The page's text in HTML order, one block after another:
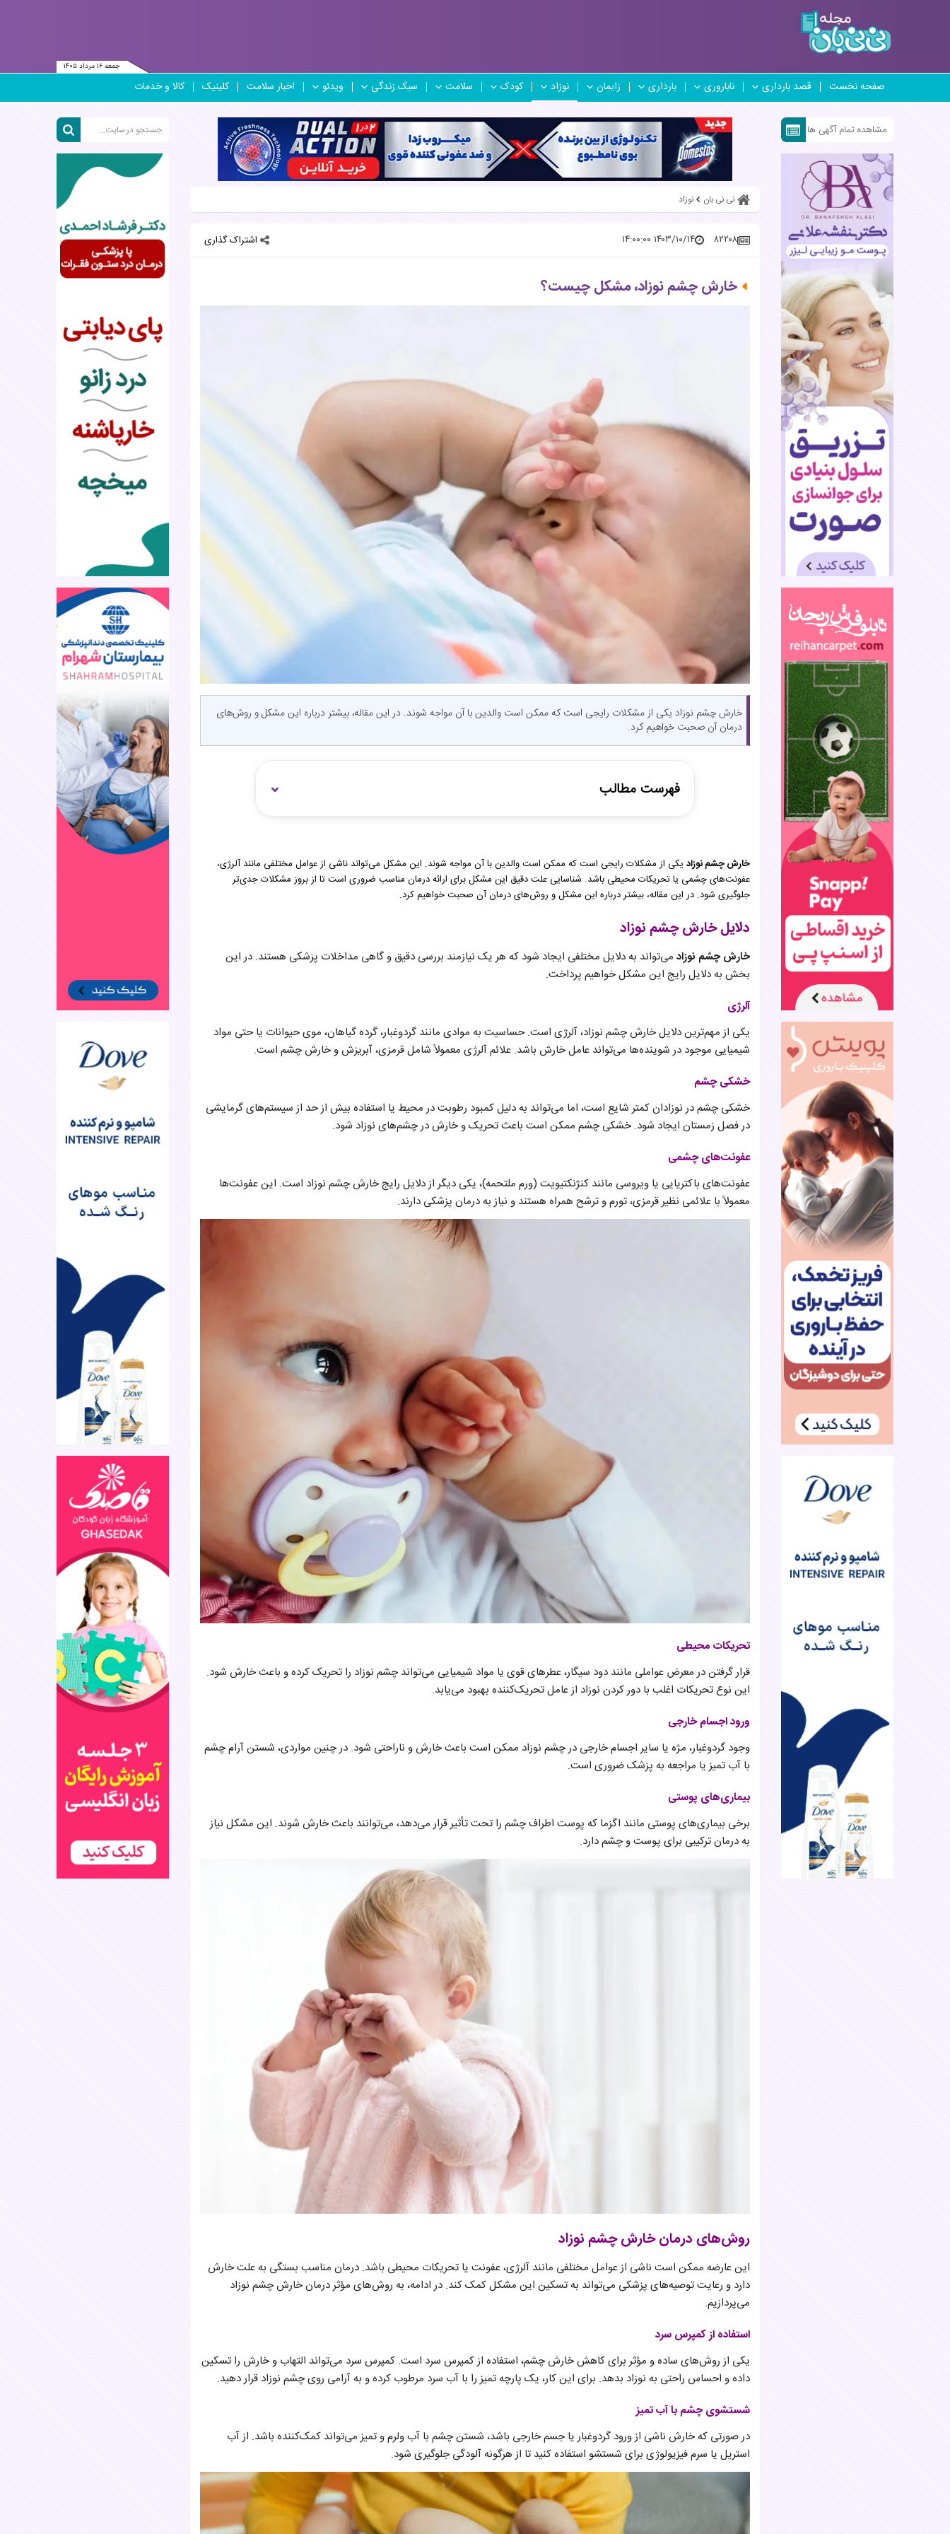
جمعه ۱۶ مرداد ۱۴۰۵
صفحه نخست قصد بارداری ناباروری بارداری زایمان نوزاد کودک سلامت سبک زندگی ویدئو اخبار سلامت کلینیک کالا و خدمات
مشاهده تمام آگهی ها
نی نی بان نوزاد
۸۲۲۰۸ ۱۴۰۳/۱۰/۱۴ ۱۴:۰۰:۰۰ اشتراک گذاری
خارش چشم نوزاد، مشکل چیست؟
خارش چشم نوزاد یکی از مشکلات رایجی است که ممکن است والدین با آن مواجه شوند. در این مقاله، بیشتر درباره این مشکل و روش‌های
درمان آن صحبت خواهیم کرد.
فهرست مطالب
روش‌های درمان خارش چشم نوزاد
پیشگیری و مدیریت
پرسش و پاسخ
خارش چشم نوزاد یکی از مشکلات رایجی است که ممکن است والدین با آن مواجه شوند. این مشکل می‌تواند ناشی از عوامل مختلفی مانند آلرژی،
عفونت‌های چشمی یا تحریکات محیطی باشد. شناسایی علت دقیق این مشکل برای ارائه درمان مناسب ضروری است تا از بروز مشکلات جدی‌تر
جلوگیری شود. در این مقاله، بیشتر درباره این مشکل و روش‌های درمان آن صحبت خواهیم کرد.
دلایل خارش چشم نوزاد
خارش چشم نوزاد می‌تواند به دلایل مختلفی ایجاد شود که هر یک نیازمند بررسی دقیق و گاهی مداخلات پزشکی هستند. در این
بخش به دلایل رایج این مشکل خواهیم پرداخت.
آلرژی
یکی از مهم‌ترین دلایل خارش چشم نوزاد، آلرژی است. حساسیت به موادی مانند گردوغبار، گرده گیاهان، موی حیوانات یا حتی مواد
شیمیایی موجود در شوینده‌ها می‌تواند عامل خارش باشد. علائم آلرژی معمولاً شامل قرمزی، آبریزش و خارش چشم است.
خشکی چشم
خشکی چشم در نوزادان کمتر شایع است، اما می‌تواند به دلیل کمبود رطوبت در محیط یا استفاده بیش از حد از سیستم‌های گرمایشی
در فصل زمستان ایجاد شود. خشکی چشم ممکن است باعث تحریک و خارش در چشم‌های نوزاد شود.
عفونت‌های چشمی
عفونت‌های باکتریایی یا ویروسی مانند کنژنکتیویت (ورم ملتحمه)، یکی دیگر از دلایل رایج خارش چشم نوزاد است. این عفونت‌ها
معمولاً با علائمی نظیر قرمزی، تورم و ترشح همراه هستند و نیاز به درمان پزشکی دارند.
تحریکات محیطی
قرار گرفتن در معرض عواملی مانند دود سیگار، عطرهای قوی یا مواد شیمیایی می‌تواند چشم نوزاد را تحریک کرده و باعث خارش شود.
این نوع تحریکات اغلب با دور کردن نوزاد از عامل تحریک‌کننده بهبود می‌یابد.
ورود اجسام خارجی
وجود گردوغبار، مژه یا سایر اجسام خارجی در چشم نوزاد ممکن است باعث خارش و ناراحتی شود. در چنین مواردی، شستن آرام چشم
با آب تمیز یا مراجعه به پزشک ضروری است.
بیماری‌های پوستی
برخی بیماری‌های پوستی مانند اگزما که پوست اطراف چشم را تحت تأثیر قرار می‌دهد، می‌توانند باعث خارش شوند. این مشکل نیاز
به درمان ترکیبی برای پوست و چشم دارد.
روش‌های درمان خارش چشم نوزاد
این عارضه ممکن است ناشی از عوامل مختلفی مانند آلرژی، عفونت یا تحریکات محیطی باشد. درمان مناسب بستگی به علت خارش
دارد و رعایت توصیه‌های پزشکی می‌تواند به تسکین این مشکل کمک کند. در ادامه، به روش‌های مؤثر درمان خارش چشم نوزاد
می‌پردازیم.
استفاده از کمپرس سرد
یکی از روش‌های ساده و مؤثر برای کاهش خارش چشم، استفاده از کمپرس سرد است. کمپرس سرد می‌تواند التهاب و خارش را تسکین
داده و احساس راحتی به نوزاد بدهد. برای این کار، یک پارچه تمیز را با آب سرد مرطوب کرده و به آرامی روی چشم نوزاد قرار دهید.
شستشوی چشم با آب تمیز
در صورتی که خارش ناشی از ورود گردوغبار یا جسم خارجی باشد، شستن چشم با آب ولرم و تمیز می‌تواند کمک‌کننده باشد. از آب
استریل یا سرم فیزیولوژی برای شستشو استفاده کنید تا از هرگونه آلودگی جلوگیری شود.